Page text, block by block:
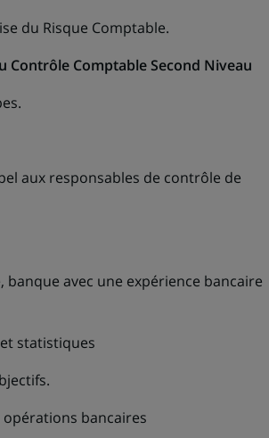
du Risque Comptable.
Contrôle Comptable Second Niveau
aux responsables de contrôle de
avec une expérience bancaire
statistiques
bancaires